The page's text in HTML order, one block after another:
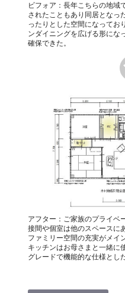
ビフォア：長年こちらの地域
されたこともあり同居となっ
ったりとした空間になってお
ンダイニングを広げる形にな
確保できた。
アフター：ご家族のプライベ
接間や個室は他のスペースに
ファミリー空間の充実がメイ
キッチンはお母さまと一緒に
グレードで機能的な仕様とした